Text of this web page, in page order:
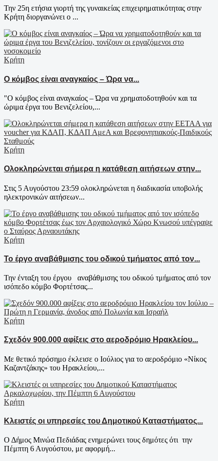
Την 25η ετήσια γιορτή της γυναικείας επιχειρηματικότητας στην
Κρήτη διοργανώνει ο ...
Κρήτη
Ο κόμβος είναι αναγκαίος – Ώρα να...
"Ο κόμβος είναι αναγκαίος – Ώρα να χρηματοδοτηθούν και τα
ώριμα έργα του Βενιζελείου,...
Κρήτη
Ολοκληρώνεται σήμερα η κατάθεση αιτήσεων στην...
Στις 5 Αυγούστου 23:59 ολοκληρώνεται η διαδικασία υποβολής
ηλεκτρονικών αιτήσεων...
Κρήτη
Το έργο αναβάθμισης του οδικού τμήματος από τον...
Την ένταξη του έργου αναβάθμισης του οδικού τμήματος από τον
ισόπεδο κόμβο Φορτέτσας...
Κρήτη
Σχεδόν 900.000 αφίξεις στο αεροδρόμιο Ηρακλείου...
Με θετικό πρόσημο έκλεισε ο Ιούλιος για το αεροδρόμιο «Νίκος
Καζαντζάκης» του Ηρακλείου,...
Κρήτη
Κλειστές οι υπηρεσίες του Δημοτικού Καταστήματος...
Ο Δήμος Μινώα Πεδιάδας ενημερώνει τους δημότες ότι την
Πέμπτη 6 Αυγούστου, με αφορμή...